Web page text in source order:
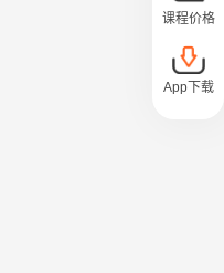
课程价格
App下载